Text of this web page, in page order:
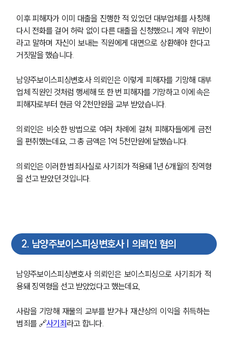
이후 피해자가 이미 대출을 진행한 적 있었던 대부업체를 사칭해
다시 전화를 걸어 허락 없이 다른 대출을 신청했으니 계약 위반이
라고 말하며 자신이 보내는 직원에게 대면으로 상환해야 한다고
거짓말을 했습니다.
남양주보이스피싱변호사 의뢰인은 이렇게 피해자를 기망해 대부
업체 직원인 것처럼 행세해 또 한 번 피해자를 기망하고 이에 속은
피해자로부터 현금 약 2천만원을 교부 받았습니다.
의뢰인은 비슷한 방법으로 여러 차례에 걸쳐 피해자들에게 금전
을 편취했는데요, 그 총 금액은 1억 5천만원에 달했습니다.
의뢰인은 이러한 범죄사실로 사기죄가 적용돼 1년 6개월의 징역형
을 선고 받았던 것입니다.
2. 남양주보이스피싱변호사 | 의뢰인 혐의
남양주보이스피싱변호사 의뢰인은 보이스피싱으로 사기죄가 적
용돼 징역형을 선고 받았었다고 했는데요,
사람을 기망해 재물의 교부를 받거나 재산상의 이익을 취득하는
범죄를 🔗사기죄라고 합니다.